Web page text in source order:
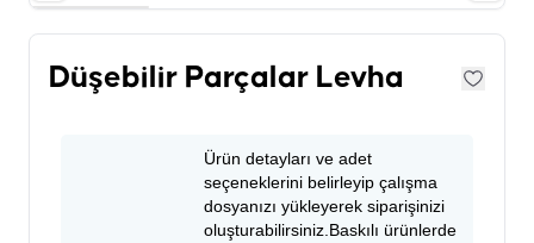
Düşebilir Parçalar Levha
Ürün detayları ve adet
seçeneklerini belirleyip çalışma
dosyanızı yükleyerek siparişinizi
oluşturabilirsiniz.Baskılı ürünlerde